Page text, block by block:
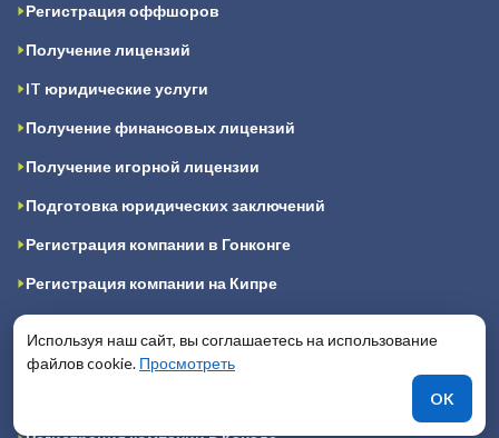
Регистрация оффшоров
Получение лицензий
IT юридические услуги
Получение финансовых лицензий
Получение игорной лицензии
Подготовка юридических заключений
Регистрация компании в Гонконге
Регистрация компании на Кипре
Регистрация компании в Ирландии
Используя наш сайт, вы соглашаетесь на использование
файлов cookie. Просмотреть
OK